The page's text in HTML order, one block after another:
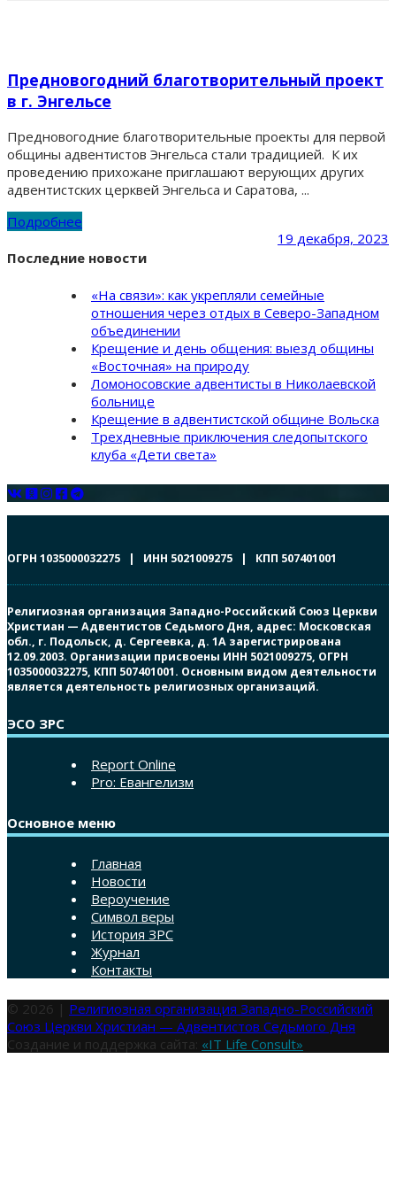
Предновогодний благотворительный проект
в г. Энгельсе
Предновогодние благотворительные проекты для первой
общины адвентистов Энгельса стали традицией. К их
проведению прихожане приглашают верующих других
адвентистских церквей Энгельса и Саратова, ...
Подробнее
19 декабря, 2023
Последние новости
«На связи»: как укрепляли семейные
отношения через отдых в Северо-Западном
объединении
Крещение и день общения: выезд общины
«Восточная» на природу
Ломоносовские адвентисты в Николаевской
больнице
Крещение в адвентистской общине Вольска
Трехдневные приключения следопытского
клуба «Дети света»
ОГРН 1035000032275 | ИНН 5021009275 | КПП 507401001
Религиозная организация Западно-Российский Союз Церкви
Христиан — Адвентистов Седьмого Дня, адрес: Московская
обл., г. Подольск, д. Сергеевка, д. 1А зарегистрирована
12.09.2003. Организации присвоены ИНН 5021009275, ОГРН
1035000032275, КПП 507401001. Основным видом деятельности
является деятельность религиозных организаций.
ЭСО ЗРС
Report Online
Pro: Евангелизм
Основное меню
Главная
Новости
Вероучение
Символ веры
История ЗРС
Журнал
Контакты
© 2026 | Религиозная организация Западно-Российский
Союз Церкви Христиан — Адвентистов Седьмого Дня
Создание и поддержка сайта: «IT Life Consult»